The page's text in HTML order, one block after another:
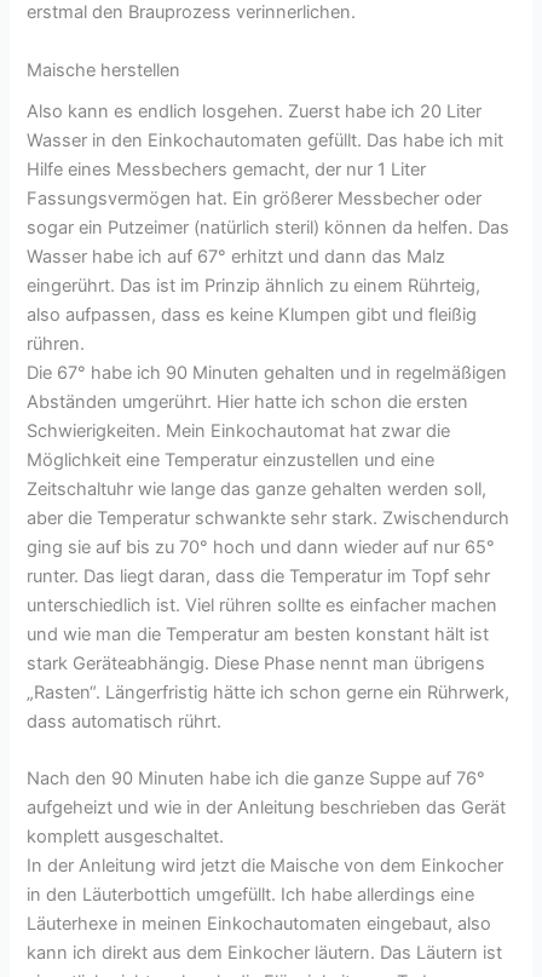
erstmal den Brauprozess verinnerlichen.
Maische herstellen
Also kann es endlich losgehen. Zuerst habe ich 20 Liter
Wasser in den Einkochautomaten gefüllt. Das habe ich mit
Hilfe eines Messbechers gemacht, der nur 1 Liter
Fassungsvermögen hat. Ein größerer Messbecher oder
sogar ein Putzeimer (natürlich steril) können da helfen. Das
Wasser habe ich auf 67° erhitzt und dann das Malz
eingerührt. Das ist im Prinzip ähnlich zu einem Rührteig,
also aufpassen, dass es keine Klumpen gibt und fleißig
rühren.
Die 67° habe ich 90 Minuten gehalten und in regelmäßigen
Abständen umgerührt. Hier hatte ich schon die ersten
Schwierigkeiten. Mein Einkochautomat hat zwar die
Möglichkeit eine Temperatur einzustellen und eine
Zeitschaltuhr wie lange das ganze gehalten werden soll,
aber die Temperatur schwankte sehr stark. Zwischendurch
ging sie auf bis zu 70° hoch und dann wieder auf nur 65°
runter. Das liegt daran, dass die Temperatur im Topf sehr
unterschiedlich ist. Viel rühren sollte es einfacher machen
und wie man die Temperatur am besten konstant hält ist
stark Geräteabhängig. Diese Phase nennt man übrigens
„Rasten“. Längerfristig hätte ich schon gerne ein Rührwerk,
dass automatisch rührt.
Nach den 90 Minuten habe ich die ganze Suppe auf 76°
aufgeheizt und wie in der Anleitung beschrieben das Gerät
komplett ausgeschaltet.
In der Anleitung wird jetzt die Maische von dem Einkocher
in den Läuterbottich umgefüllt. Ich habe allerdings eine
Läuterhexe in meinen Einkochautomaten eingebaut, also
kann ich direkt aus dem Einkocher läutern. Das Läutern ist